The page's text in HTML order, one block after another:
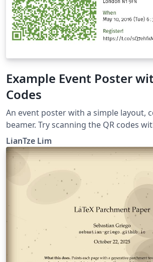
Example Event Poster
Codes
An event poster with a simple layout,
beamer. Try scanning the QR codes
(e.g. "Scan" on iOS; "QR Droid" on
what happens!
LianTze Lim